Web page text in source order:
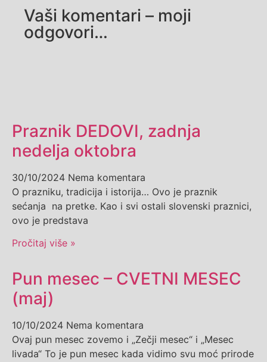
Vaši komentari – moji
odgovori…
Praznik DEDOVI, zadnja
nedelja oktobra
30/10/2024 Nema komentara
O prazniku, tradicija i istorija… Ovo je praznik
sećanja na pretke. Kao i svi ostali slovenski praznici,
ovo je predstava
Pročitaj više »
Pun mesec – CVETNI MESEC
(maj)
10/10/2024 Nema komentara
Ovaj pun mesec zovemo i „Zečji mesec“ i „Mesec
livada“ To je pun mesec kada vidimo svu moć prirode